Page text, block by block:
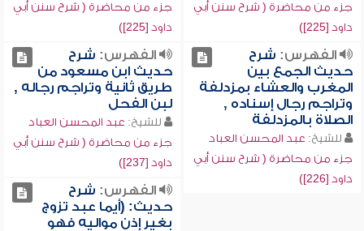
جزء من محاضرة ( شرح سنن أبي
داود [225])
جزء من محاضرة ( شرح سنن أبي
داود [225])
الفهرس: شرح
حديث الجمع بين
المغرب والعشاء بمزدلفة
وتراجم رجال إسناده ,
الصلاة بالمزدلفة
للشيخ: عبد المحسن العباد
جزء من محاضرة ( شرح سنن أبي
داود [226])
الفهرس: شرح
حديث ابن مسعود من
طريق ثانية وتراجم رجاله ,
لبن الفحل
للشيخ: عبد المحسن العباد
جزء من محاضرة ( شرح سنن أبي
داود [237])
الفهرس: شرح
حديث: (أيما عبد تزوج
بغير إذن مواليه فهو